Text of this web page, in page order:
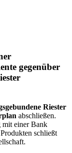
gegenüber
Riester
abschließen.
mit einer Bank
schließt